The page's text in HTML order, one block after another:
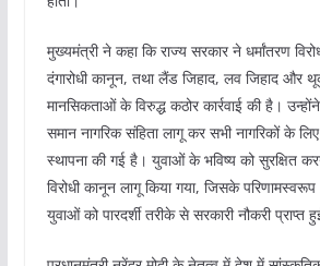
मुख्यमंत्री ने कहा कि राज्य सरकार ने धर्मांतरण
दंगारोधी कानून, तथा लैंड जिहाद, लव जिहाद और
मानसिकताओं के विरुद्ध कठोर कार्रवाई की है।
समान नागरिक संहिता लागू कर सभी नागरिकों के
स्थापना की गई है। युवाओं के भविष्य को सुरक्षित
विरोधी कानून लागू किया गया, जिसके
युवाओं को पारदर्शी तरीके से सरकारी नौकरी प्राप्त